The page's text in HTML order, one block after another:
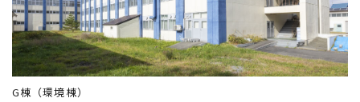
G棟（環境棟）